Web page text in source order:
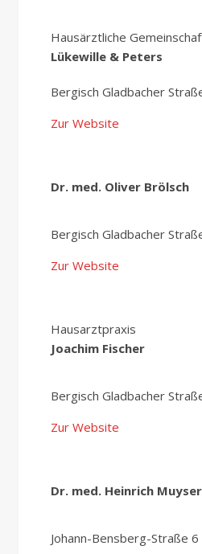
Hausärztliche
Lükewille & Peters
Bergisch Gladbacher
Zur Website
Dr. med. Oliver Brölsch
Bergisch Gladbacher
Zur Website
Hausarztpraxis
Joachim Fischer
Bergisch Gladbacher
Zur Website
Dr. med. Heinrich
Johann-Bensberg-Straße 6